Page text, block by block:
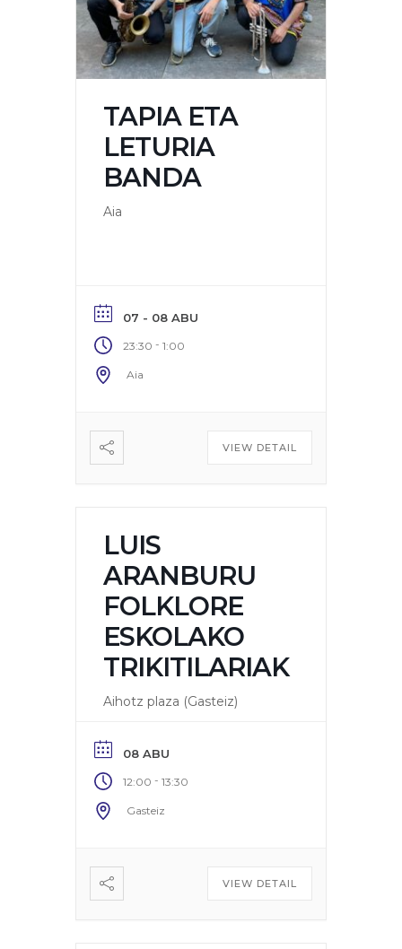
TAPIA ETA
LETURIA
BANDA
Aia
07 - 08 ABU
23:30 - 1:00
Aia
VIEW DETAIL
LUIS
ARANBURU
FOLKLORE
ESKOLAKO
TRIKITILARIAK
Aihotz plaza (Gasteiz)
08 ABU
12:00 - 13:30
Gasteiz
VIEW DETAIL